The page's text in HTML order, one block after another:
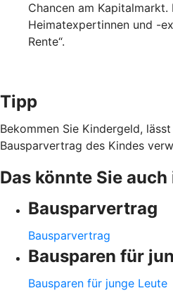
Chancen am
Heimatexpertinnen und -
Rente“.
Tipp
Bekommen Sie Kindergeld,
Bausparvertrag des Kindes
Das könnte Sie
Bausparvertrag
Bausparvertrag
Bausparen für
Bausparen für junge Leute